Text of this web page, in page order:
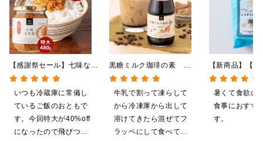
【新商品】【
やしだし茶漬
鯛だし 4食
暑くて食欲の
食事におすす
す。
【感謝祭セール】七味なめ
茸 480g（特大）（八幡
屋礒五郎の七味唐辛子入
り）
いつも冷蔵庫に常備し
ているご飯のおともで
す。今回特大が40%off
になったので飛びつき
黒糖ミルク珈琲の素
275ml （ドリンクベース／
希釈タイプ）
牛乳で割って凍らして
から冷凍庫から出して
溶けてきたら混ぜてフ
ラッペにして食べてい